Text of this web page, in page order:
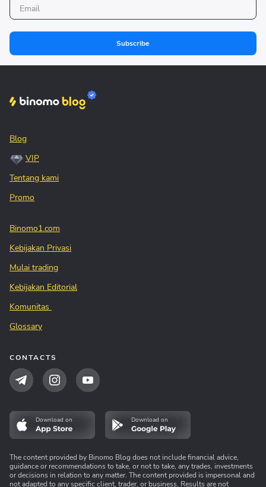
Subscribe
Blog
VIP
Tentang kami
Promo
Binomo1.com
Kebijakan Privasi
Mulai trading
Kebijakan Editorial
Komunitas
Glossary
CONTACTS
Download on Download on
The content provided by Binomo Blog does not include financial advice,
guidance or recommendations to take, or not to take, any trades, investments
or decisions in relation to any matter. The content provided is impersonal and
not adapted to any specific client, trader, or business. Results are not